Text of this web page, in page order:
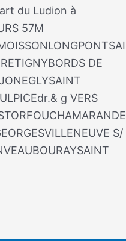
du Ludion à
57M
DE
g VERS
S/